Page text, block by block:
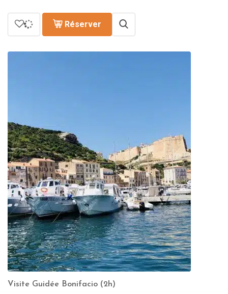
Réserver
Visite Guidée Bonifacio (2h)